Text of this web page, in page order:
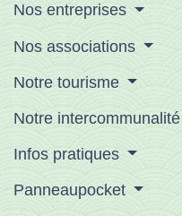
Nos entreprises
Nos associations
Notre tourisme
Notre intercommunalité
Infos pratiques
Panneaupocket